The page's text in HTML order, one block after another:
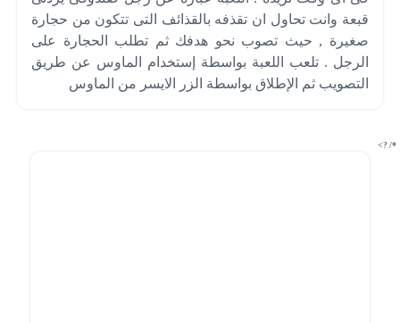
قبعة وانت تحاول ان تقذفه بالقذائف التى تتكون من حجارة
صغيرة , حيث تصوب نحو هدفك ثم تطلب الحجارة على
الرجل . تلعب اللعبة بواسطة إستخدام الماوس عن طريق
التصويب ثم الإطلاق بواسطة الزر الايسر من الماوس
*/ ?>